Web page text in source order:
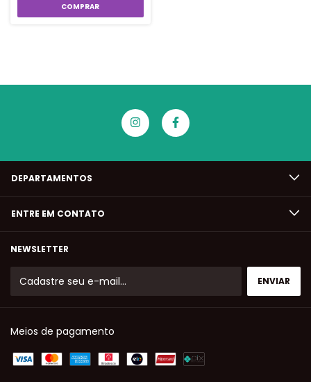
COMPRAR
DEPARTAMENTOS
ENTRE EM CONTATO
NEWSLETTER
Meios de pagamento